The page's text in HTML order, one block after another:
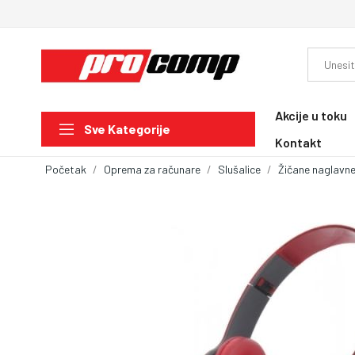
Sve Kategorije
Akcije u toku
Kontakt
Početak Oprema za računare Slušalice Žičane